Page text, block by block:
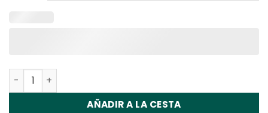
Cantidad Vapsolo Feed Bar Shisha 15000 Disposable
AÑADIR A LA CESTA